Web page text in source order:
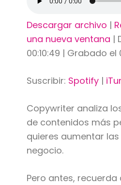
Descargar archivo |
una nueva ventana |
00:10:49 | Grabado el
Suscribir: Spotify|
Copywriter analiza
de contenidos más
quieres aumentar
negocio.
Pero antes,